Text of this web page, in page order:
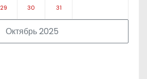
Октябрь 2025
29 30 31